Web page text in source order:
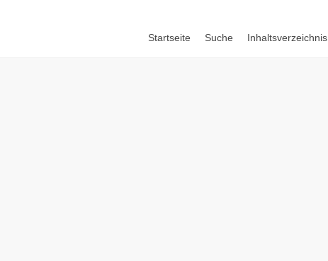
Startseite Suche Inhaltsverzeichnis